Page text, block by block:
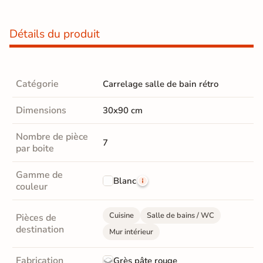
Détails du produit
Catégorie Carrelage salle de bain rétro
Dimensions 30x90 cm
Nombre de pièce
par boite
7
Gamme de
couleur
Blanc
Pièces de
destination
Cuisine
Salle de bains / WC
Mur intérieur
Grès pâte rouge